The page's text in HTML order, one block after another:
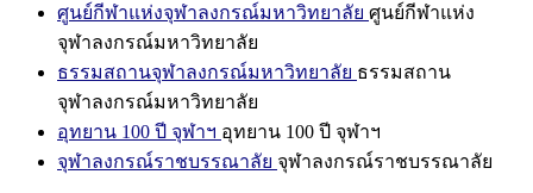
ศูนย์กีฬาแห่งจุฬาลงกรณ์มหาวิทยาลัย ศูนย์กีฬาแห่ง
จุฬาลงกรณ์มหาวิทยาลัย
ธรรมสถานจุฬาลงกรณ์มหาวิทยาลัย ธรรมสถาน
จุฬาลงกรณ์มหาวิทยาลัย
อุทยาน 100 ปี จุฬาฯ อุทยาน 100 ปี จุฬาฯ
จุฬาลงกรณ์ราชบรรณาลัย จุฬาลงกรณ์ราชบรรณาลัย